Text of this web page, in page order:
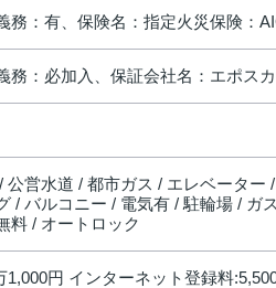
務：有、保険名：指定火災保険：
務：必加入、保証会社名：エポス
公営水道 / 都市ガス / エレベータ
/ バルコニー / 電気有 / 駐輪場 / ガ
料 / オートロック
1,000円 インターネット登録料